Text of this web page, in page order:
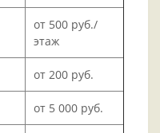
от 500 руб./
этаж
от 200 руб.
от 5 000 руб.